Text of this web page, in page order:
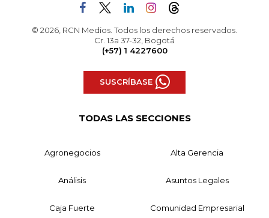
© 2026, RCN Medios. Todos los derechos reservados.
Cr. 13a 37-32, Bogotá
(+57) 1 4227600
SUSCRÍBASE
TODAS LAS SECCIONES
Agronegocios Alta Gerencia
Análisis Asuntos Legales
Caja Fuerte Comunidad Empresarial